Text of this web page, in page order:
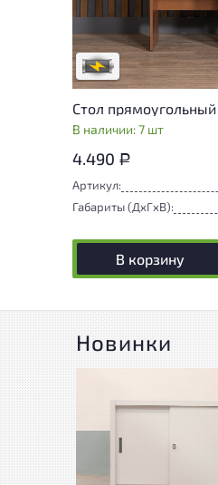
проверки. Вы можете
дополнительную
сотрудников магазина
В обработке
Стол
В наличии: 7 шт
4.490 Р
Артикул:
Габариты (ДxГxВ):
В корзину
Новинки